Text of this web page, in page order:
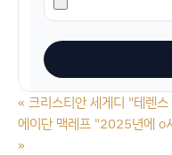
« 크리스티안 세게디 "테렌
에이단 맥레프 "2025년에 o
»